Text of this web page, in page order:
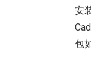
安
包